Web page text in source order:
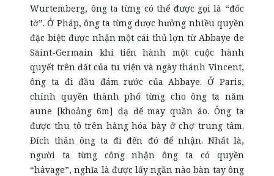
Wurtemberg, ông ta từng có thể được gọi là “đốc
tờ”. Ở Pháp, ông ta từng được hưởng nhiều quyền
đặc biệt: được nhận một cái thủ lợn từ Abbaye de
Saint-Germain khi tiến hành một cuộc hành
quyết trên đất của tu viện và ngày thánh Vincent,
ông ta đi đầu đám rước của Abbaye. Ở Paris,
chính quyền thành phố từng cho ông ta năm
aune [khoảng 6m] dạ để may quần áo. Ông ta
được thu tô trên hàng hóa bày ở chợ trung tâm.
Đích thân ông ta đi đến đó để nhận. Nhất là,
người ta từng công nhận ông ta có quyền
“hâvage”, nghĩa là được lấy ngần nào bàn tay ông